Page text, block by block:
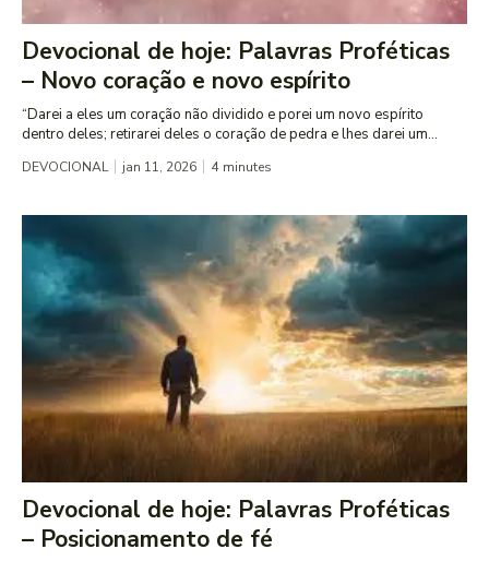
Devocional de hoje: Palavras Proféticas
– Novo coração e novo espírito
“Darei a eles um coração não dividido e porei um novo espírito
dentro deles; retirarei deles o coração de pedra e lhes darei um...
DEVOCIONAL jan 11, 2026 4 minutes
Devocional de hoje: Palavras Proféticas
– Posicionamento de fé